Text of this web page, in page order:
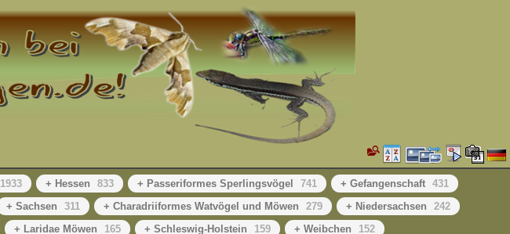
1933 + Hessen 833 + Passeriformes Sperlingsvögel 741 + Gefangenschaft 431
+ Sachsen 311 + Charadriiformes Watvögel und Möwen 279 + Niedersachsen
242
+ Laridae Möwen 165 + Schleswig-Holstein 159 + Weibchen
152